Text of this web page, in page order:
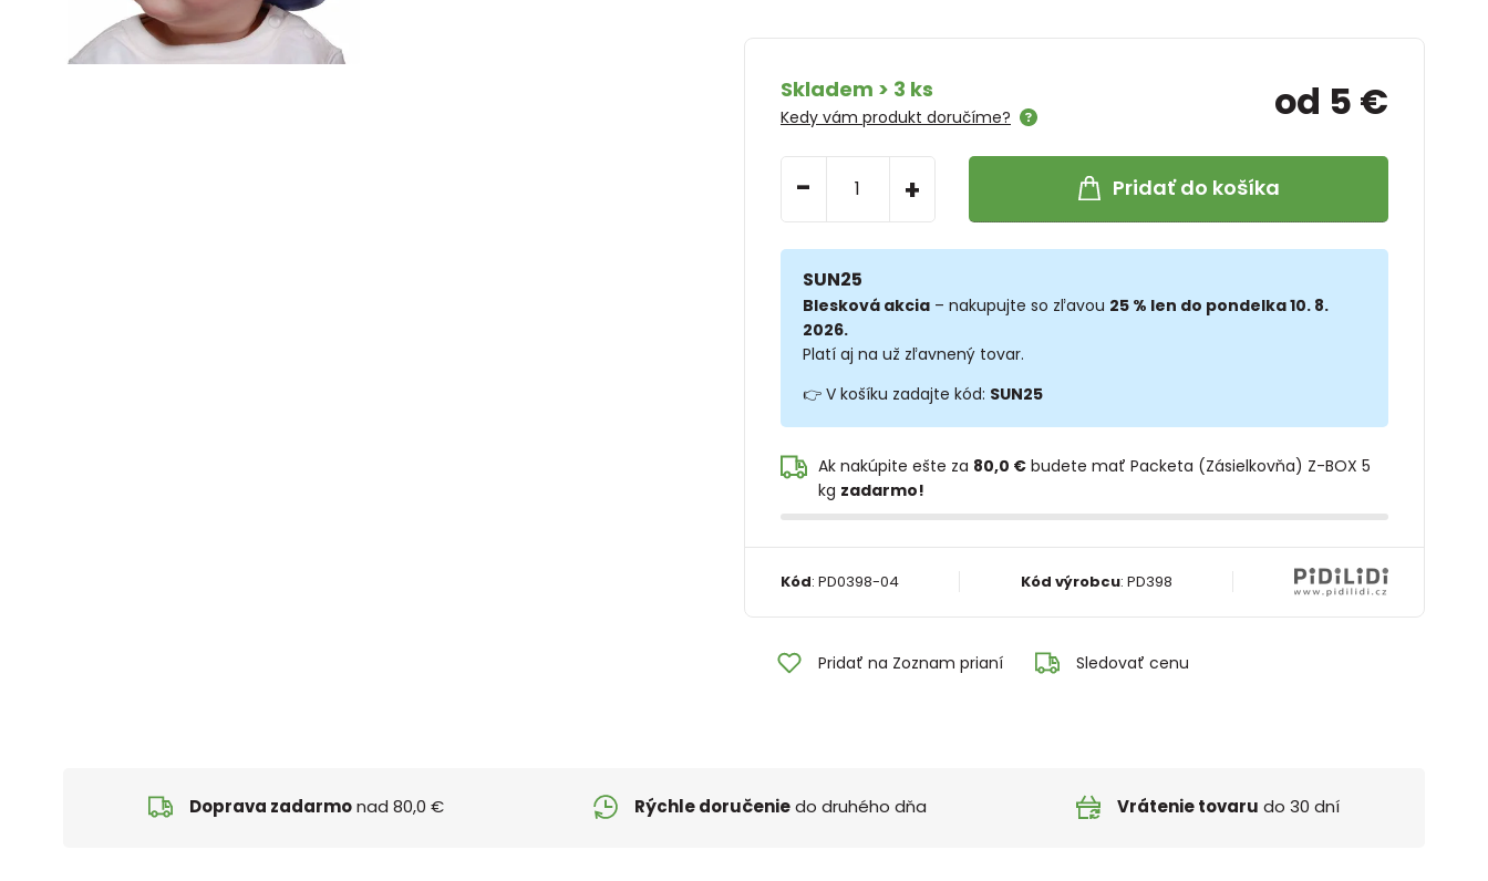
Skladem > 3 ks
Kedy vám produkt doručíme? od 5 €
- + Pridať do košíka
SUN25
Blesková akcia– nakupujte so zľavou 25 % len do pondelka 10. 8.
2026.
Platí aj na už zľavnený tovar.
👉 V košíku zadajte kód: SUN25
Ak nakúpite ešte za 80,0 €budete mať Packeta (Zásielkovňa) Z-BOX 5
kg zadarmo!
Kód: PD0398-04 Kód výrobcu: PD398
Pridať na Zoznam prianí Sledovať cenu
Doprava zadarmonad 80,0 € Rýchle doručeniedo druhého dňa Vrátenie tovaru do 30 dní